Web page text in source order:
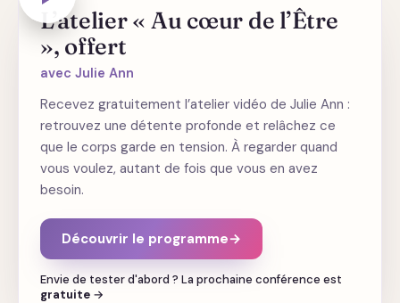
L’atelier « Au cœur de l’Être
», offert
avec Julie Ann
Recevez gratuitement l’atelier vidéo de Julie Ann :
retrouvez une détente profonde et relâchez ce
que le corps garde en tension. À regarder quand
vous voulez, autant de fois que vous en avez
besoin.
Découvrir le programme→
Envie de tester d'abord ? La prochaine conférence est
gratuite →